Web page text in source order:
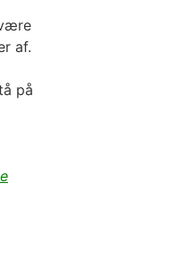
af.
på